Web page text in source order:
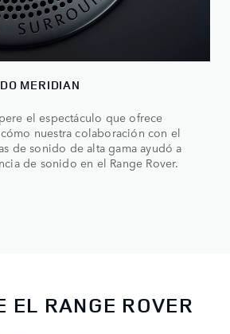
MERIDIAN
el espectáculo que ofrece
nuestra colaboración con el
de sonido de alta gama ayudó a
de sonido en el Range Rover.
EL RANGE ROVER